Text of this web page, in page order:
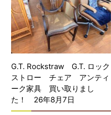
G.T. Rockstraw G.T. ロック
ストロー チェア アンティ
ーク家具 買い取りまし
た！ 26年8月7日